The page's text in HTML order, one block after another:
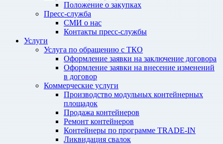
Положение о закупках
Пресс-служба
СМИ о нас
Контакты пресс-службы
Услуги
Услуга по обращению с ТКО
Оформление заявки на заключение договора
Оформление заявки на внесение изменений
в договор
Коммерческие услуги
Производство модульных контейнерных
площадок
Продажа контейнеров
Ремонт контейнеров
Контейнеры по программе TRADE-IN
Ликвидация свалок